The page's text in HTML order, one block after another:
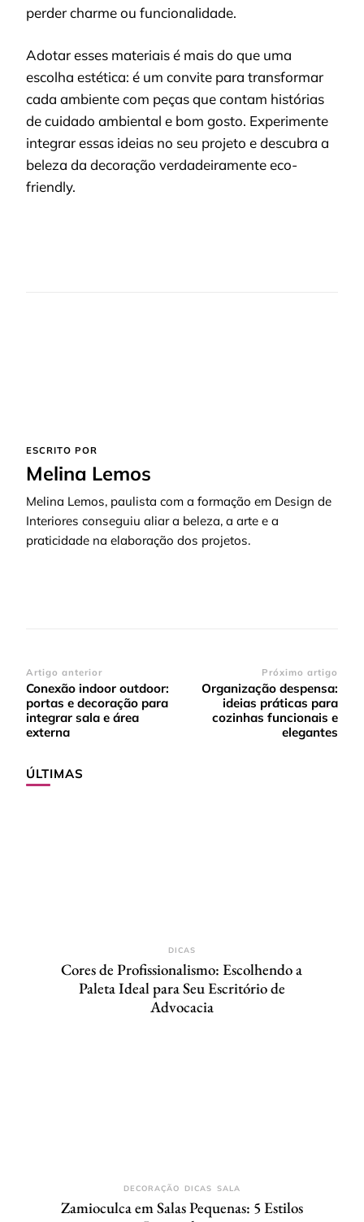
perder charme ou funcionalidade.
Adotar esses materiais é mais do que uma
escolha estética: é um convite para transformar
cada ambiente com peças que contam histórias
de cuidado ambiental e bom gosto. Experimente
integrar essas ideias no seu projeto e descubra a
beleza da decoração verdadeiramente eco-
friendly.
ESCRITO POR
Melina Lemos
Melina Lemos, paulista com a formação em Design de
Interiores conseguiu aliar a beleza, a arte e a
praticidade na elaboração dos projetos.
Navegação
de
post
Artigo anterior
Conexão indoor outdoor:
portas e decoração para
integrar sala e área
externa
Próximo artigo
Organização despensa:
ideias práticas para
cozinhas funcionais e
elegantes
ÚLTIMAS
DICAS
Cores de Profissionalismo: Escolhendo a
Paleta Ideal para Seu Escritório de
Advocacia
DECORAÇÃO DICAS SALA
Zamioculca em Salas Pequenas: 5 Estilos